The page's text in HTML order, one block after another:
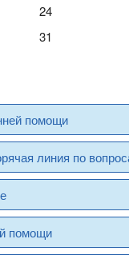
24
31
помощи
линия по
помощи